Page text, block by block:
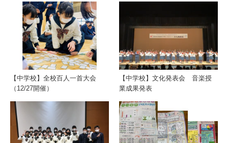
【中学校】全校百人一首大会
（12/27開催）
【中学校】文化発表会 音楽授
業成果発表